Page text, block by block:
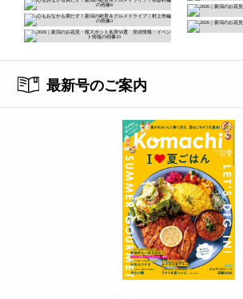
最新号のご案内